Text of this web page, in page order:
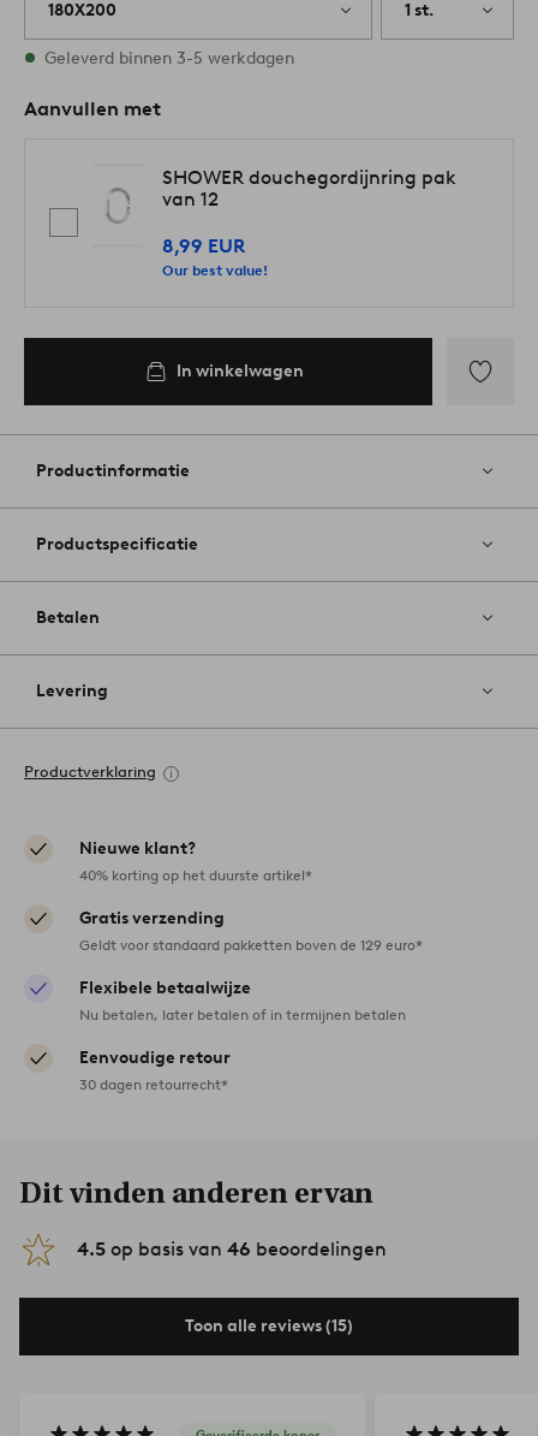
180X200 1 st.
Op voorraad
Geleverd binnen 3-5 werkdagen
Aanvullen met
SHOWER douchegordijnring pak
van 12
8,99 EUR
Our best value!
In winkelwagen
aan
Productinformatie
Productspecificatie
Betalen
Levering
Productverklaring
Nieuwe klant?
40% korting op het duurste artikel*
Gratis verzending
Geldt voor standaard pakketten boven de 129 euro*
Flexibele betaalwijze
Nu betalen, later betalen of in termijnen betalen
Eenvoudige retour
30 dagen retourrecht*
Dit vinden anderen ervan
4.5 op basis van 46 beoordelingen
Toon alle reviews (15)